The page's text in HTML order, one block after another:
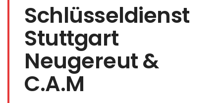
Schlüsseldienst
Stuttgart
Neugereut &
C.A.M